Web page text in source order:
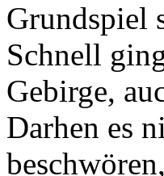
Grundspiel
Schnell
Gebirge,
Darhen es